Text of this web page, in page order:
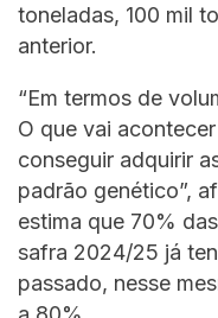
toneladas, 100 mil
anterior.
“Em termos de
O que vai
conseguir adquirir
padrão genético”,
estima que 70%
safra 2024/25 já
passado, nesse